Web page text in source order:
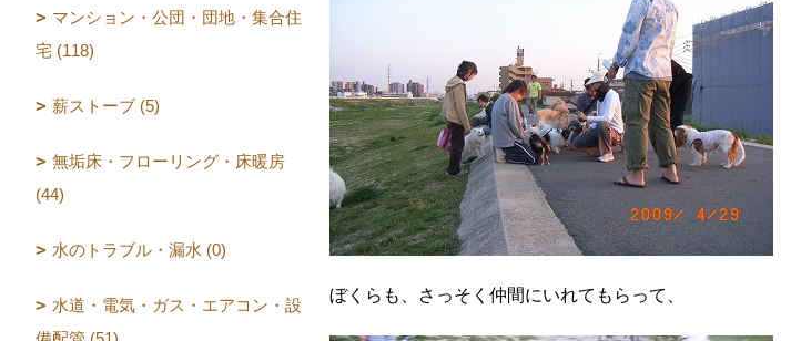
ぼくらも、さっそく仲間にいれてもらって、
マンション・公団・団地・集合住
宅 (118)
薪ストーブ (5)
無垢床・フローリング・床暖房
(44)
水のトラブル・漏水 (0)
水道・電気・ガス・エアコン・設